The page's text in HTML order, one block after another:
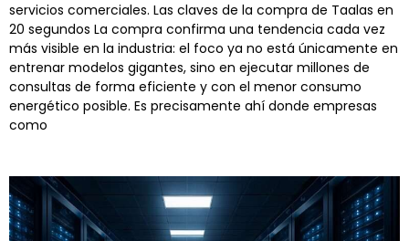
servicios comerciales. Las claves de la compra de Taalas en
20 segundos La compra confirma una tendencia cada vez
más visible en la industria: el foco ya no está únicamente en
entrenar modelos gigantes, sino en ejecutar millones de
consultas de forma eficiente y con el menor consumo
energético posible. Es precisamente ahí donde empresas
como